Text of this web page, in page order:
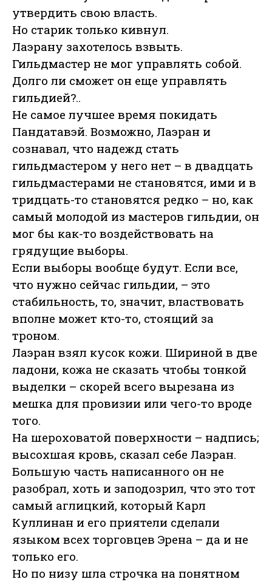
утвердить свою власть.
Но старик только кивнул.
Лаэрану захотелось взвыть.
Гильдмастер не мог управлять собой.
Долго ли сможет он еще управлять
гильдией?..
Не самое лучшее время покидать
Пандатавэй. Возможно, Лаэран и
сознавал, что надежд стать
гильдмастером у него нет – в двадцать
гильдмастерами не становятся, ими и в
тридцать-то становятся редко – но, как
самый молодой из мастеров гильдии, он
мог бы как-то воздействовать на
грядущие выборы.
Если выборы вообще будут. Если все,
что нужно сейчас гильдии, – это
стабильность, то, значит, властвовать
вполне может кто-то, стоящий за
троном.
Лаэран взял кусок кожи. Шириной в две
ладони, кожа не сказать чтобы тонкой
выделки – скорей всего вырезана из
мешка для провизии или чего-то вроде
того.
На шероховатой поверхности – надпись;
высохшая кровь, сказал себе Лаэран.
Большую часть написанного он не
разобрал, хоть и заподозрил, что это тот
самый аглицкий, который Карл
Куллинан и его приятели сделали
языком всех торговцев Эрена – да и не
только его.
Но по низу шла строчка на понятном